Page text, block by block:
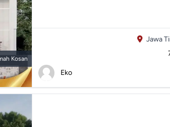
Kosan
Jawa
Eko